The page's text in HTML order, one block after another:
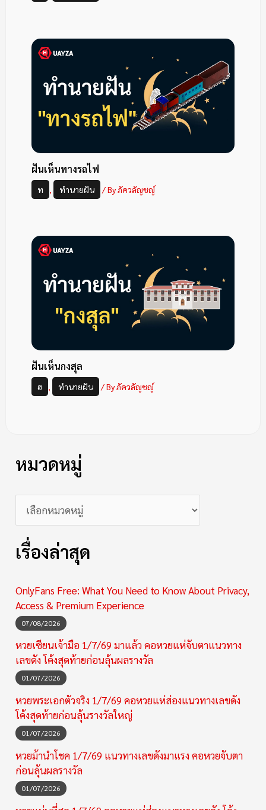
ฝันเห็นทางรถไฟ
ท , ทำนายฝัน / Byภัควลัญชญ์
ฝันเห็นกงสุล
ฮ , ทำนายฝัน / Byภัควลัญชญ์
หมวดหมู่
เรื่องล่าสุด
OnlyFans Free: What You Need to Know About Privacy,
Access & Premium Experience
07/08/2026
หวยเซียนเจ้ามือ 1/7/69 มาแล้ว คอหวยแห่จับตาแนวทาง
เลขดัง โค้งสุดท้ายก่อนลุ้นผลรางวัล
01/07/2026
หวยพระเอกตัวจริง 1/7/69 คอหวยแห่ส่องแนวทางเลขดัง
โค้งสุดท้ายก่อนลุ้นรางวัลใหญ่
01/07/2026
หวยม้านำโชค 1/7/69 แนวทางเลขดังมาแรง คอหวยจับตา
ก่อนลุ้นผลรางวัล
01/07/2026